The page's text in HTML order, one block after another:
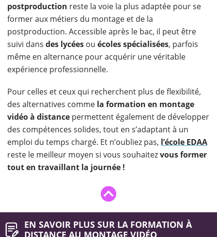
postproduction reste la voie la plus adaptée pour se
former aux métiers du montage et de la
postproduction. Accessible après le bac, il peut être
suivi dans des lycées ou écoles spécialisées, parfois
même en alternance pour acquérir une véritable
expérience professionnelle.
Pour celles et ceux qui recherchent plus de flexibilité,
des alternatives comme la formation en montage
vidéo à distance permettent également de développer
des compétences solides, tout en s’adaptant à un
emploi du temps chargé. Et n’oubliez pas, l’école EDAA
reste le meilleur moyen si vous souhaitezvous former
tout en travaillant la journée !
EN SAVOIR PLUS SUR LA FORMATION À
DISTANCE AU MONTAGE VIDÉO